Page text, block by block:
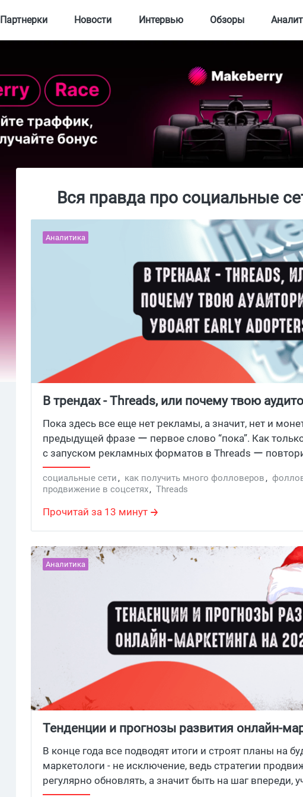
Партнерки Новости Интервью Обзоры
Вся правда про социальные
Аналитика
В трендах - Threads, или почему твою
Adopters
Пока здесь все еще нет рекламы, а значит, нет и
предыдущей фразе ー первое слово “пока”. Как
с запуском рекламных форматов в Threads ー
тогда ты побежишь за курсом “Пассивный доход, или
аккаунте Threads”. Правильная стратегия ー не
эту аудиторию самому, здесь и сейчас. Расскажем в
алгоритмам в 2025 году и как набрать подписчиков в
социальные сети, как получить много фолловеров,
продвижение в соцсетях, Threads
Прочитай за 13 минут
Аналитика
Тенденции и прогнозы развития онлайн-
год
В конце года все подводят итоги и строят планы на
маркетологи - не исключение, ведь стратегии
регулярно обновлять, а значит быть на шаг впереди,